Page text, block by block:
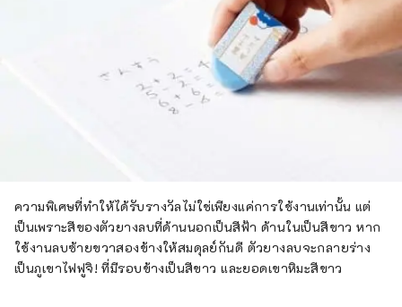
ความพิเศษที่ทำให้ได้รับรางวัลไม่ใช่เพียงแค่การใช้งานเท่านั้น แต่
เป็นเพราะสีของตัวยางลบที่ด้านนอกเป็นสีฟ้า ด้านในเป็นสีขาว หาก
ใช้งานลบซ้ายขวาสองข้างให้สมดุลย์กันดี ตัวยางลบจะกลายร่าง
เป็นภูเขาไฟฟูจิ! ที่มีรอบข้างเป็นสีขาว และยอดเขาหิมะสีขาว